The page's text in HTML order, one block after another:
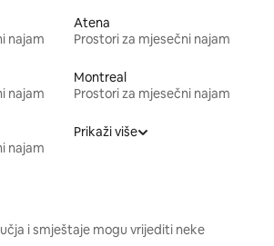
najam
Atena
Prostori za mjesečni najam
najam
Montreal
Prostori za mjesečni najam
najam
Prikaži više
i smještaje mogu vrijediti neke